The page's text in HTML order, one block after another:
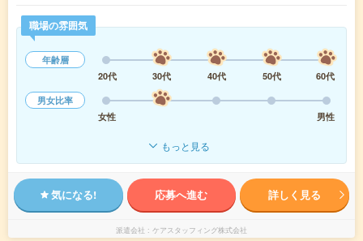
職場の雰囲気
年齢層
20代
30代 40代 50代
60代
男女比率
女性
男性
もっと見る
気になる! 応募へ進む 詳しく見る
派遣会社 ケアスタッフィング株式会社